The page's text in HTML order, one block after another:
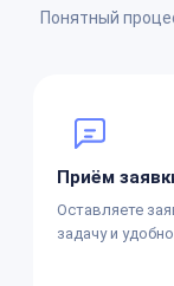
Понятный
Приём
Оставляете
задачу и